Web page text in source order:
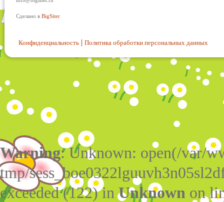
Сделано в BigSiter
Конфиденциальность Политика обработки персональных данных
Warning: Unknown: open(/var/
tmp/
exceeded (122) inUnknown on